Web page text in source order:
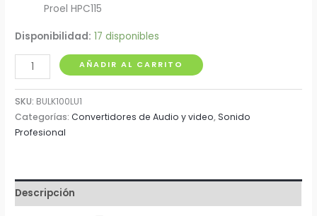
Proel HPC115
Disponibilidad: 17 disponibles
Extensión
de
Instrumentos
x
1
cantidad
AÑADIR AL CARRITO
SKU: BULK100LU1
Categorías:Convertidores de Audio y video,Sonido
Profesional
Descripción